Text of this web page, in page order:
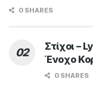
0 SHARES
Στίχοι –
Ένοχο
0 SHARES